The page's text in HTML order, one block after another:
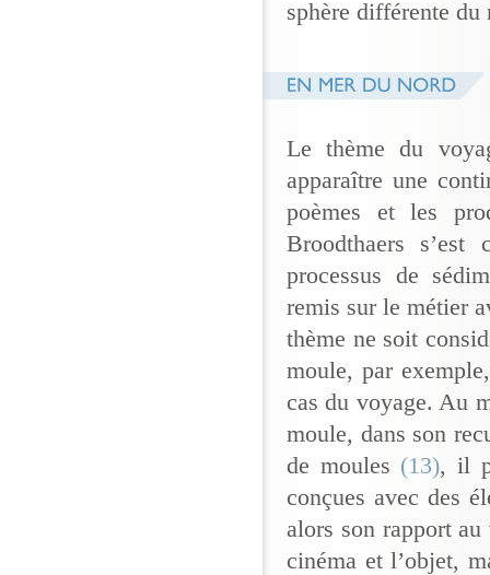
sphère différente
Le thème du
apparaître une
poèmes et les
Broodthaers s’est
processus de
remis sur le métier
thème ne soit
moule, par
cas du voyage. Au
moule, dans son
de moules (13), il
conçues avec des
alors son rapport au
cinéma et l’objet,